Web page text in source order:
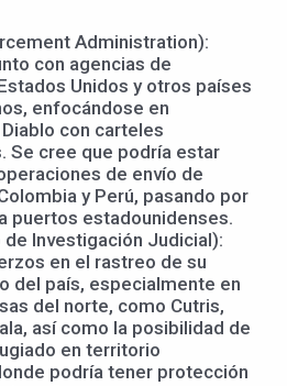
Administration):
con agencias de
Unidos y otros países
enfocándose en
con carteles
Se cree que podría estar
de envío de
y Perú, pasando por
puertos estadounidenses.
de Investigación Judicial):
en el rastreo de su
del país, especialmente en
del norte, como Cutris,
así como la posibilidad de
en territorio
podría tener protección